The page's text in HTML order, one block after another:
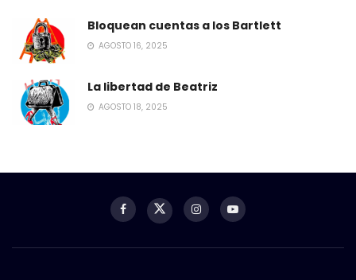
Bloquean cuentas a los Bartlett
AGOSTO 16, 2025
La libertad de Beatriz
AGOSTO 18, 2025